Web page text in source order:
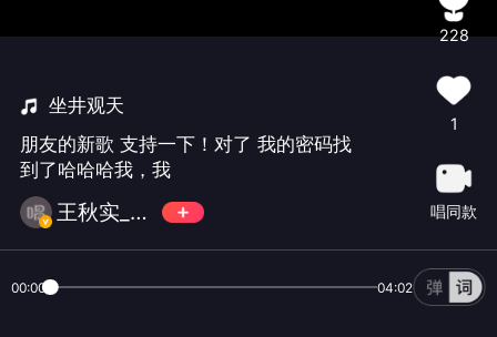
坐井观天
朋友的新歌 支持一下！对了 我的密码找
到了哈哈哈我，我
王秋实_Professor
228
1
唱同款
00:00 04:02